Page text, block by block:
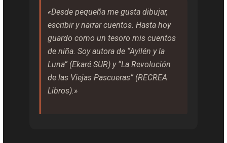
«Desde pequeña me gusta dibujar,
escribir y narrar cuentos. Hasta hoy
guardo como un tesoro mis cuentos
de niña. Soy autora de “Ayilén y la
Luna” (Ekaré SUR) y “La Revolución
de las Viejas Pascueras” (RECREA
Libros).»